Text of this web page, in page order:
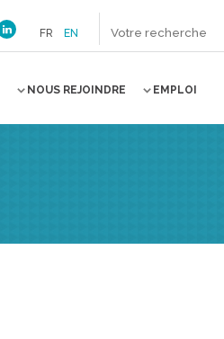
FR EN
NOUS REJOINDRE EMPLOI